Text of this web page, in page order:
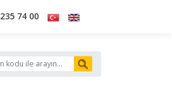
74 00